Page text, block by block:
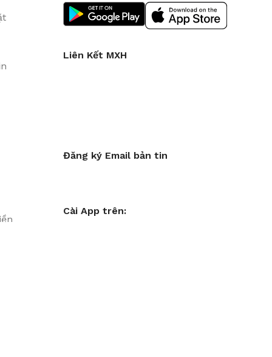
Liên Kết MXH
Đăng ký Email bản tin
Cài App trên: